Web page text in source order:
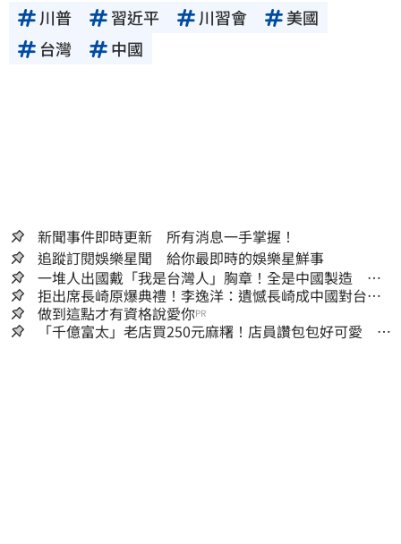
川普 習近平 川習會
美國
台灣
中國
新聞事件即時更新 所有消息一手掌握！
追蹤訂閱娛樂星聞 給你最即時的娛樂星鮮事
一堆人出國戴「我是台灣人」胸章！全是中國製造
Cheap酸：精神分裂
拒出席長崎原爆典禮！李逸洋：遺憾長崎成中國對台實
施法律戰的執行工具
做到這點才有資格說愛你PR
「千億富太」老店買250元麻糬！店員讚包包好可愛 笑